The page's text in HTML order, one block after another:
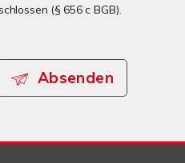
(§ 656 c BGB).
Absenden